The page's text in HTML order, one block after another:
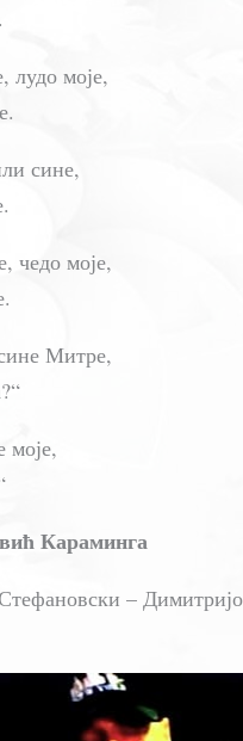
лудо моје,
сине,
чедо моје,
Митре,
моје,
Караминга
–